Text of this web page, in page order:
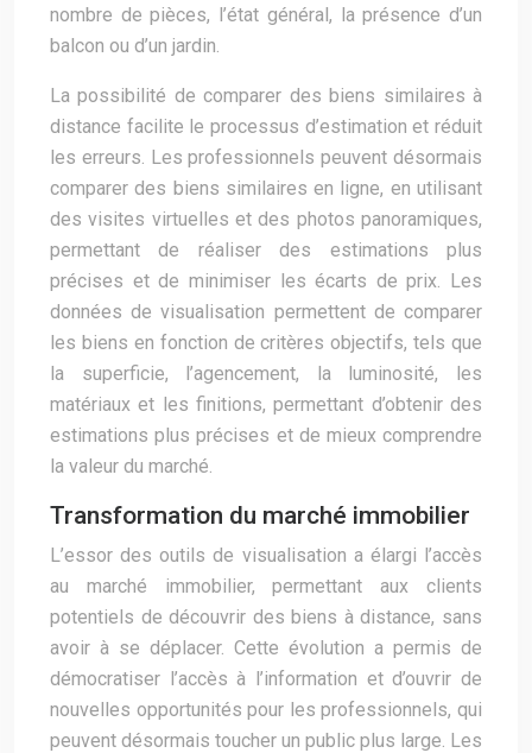
nombre de pièces, l’état général, la présence d’un
balcon ou d’un jardin.
La possibilité de comparer des biens similaires à
distance facilite le processus d’estimation et réduit
les erreurs. Les professionnels peuvent désormais
comparer des biens similaires en ligne, en utilisant
des visites virtuelles et des photos panoramiques,
permettant de réaliser des estimations plus
précises et de minimiser les écarts de prix. Les
données de visualisation permettent de comparer
les biens en fonction de critères objectifs, tels que
la superficie, l’agencement, la luminosité, les
matériaux et les finitions, permettant d’obtenir des
estimations plus précises et de mieux comprendre
la valeur du marché.
Transformation du marché immobilier
L’essor des outils de visualisation a élargi l’accès
au marché immobilier, permettant aux clients
potentiels de découvrir des biens à distance, sans
avoir à se déplacer. Cette évolution a permis de
démocratiser l’accès à l’information et d’ouvrir de
nouvelles opportunités pour les professionnels, qui
peuvent désormais toucher un public plus large. Les